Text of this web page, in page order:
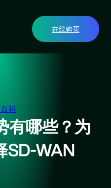
在线购买
科
有哪些？为
SD-WAN